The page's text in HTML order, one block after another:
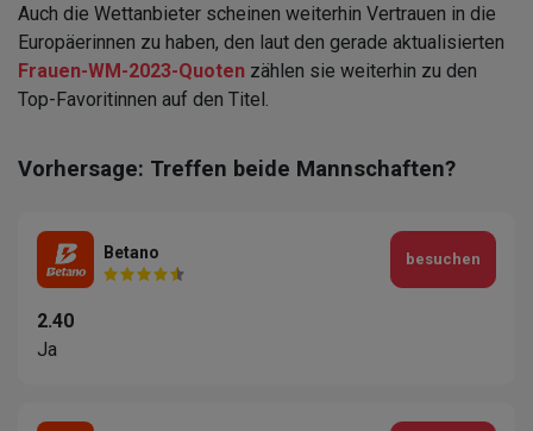
Auch die Wettanbieter scheinen weiterhin Vertrauen in die
Europäerinnen zu haben, den laut den gerade aktualisierten
Frauen-WM-2023-Quoten zählen sie weiterhin zu den
Top-Favoritinnen auf den Titel.
Vorhersage: Treffen beide Mannschaften?
Betano
2.40
Ja
besuchen